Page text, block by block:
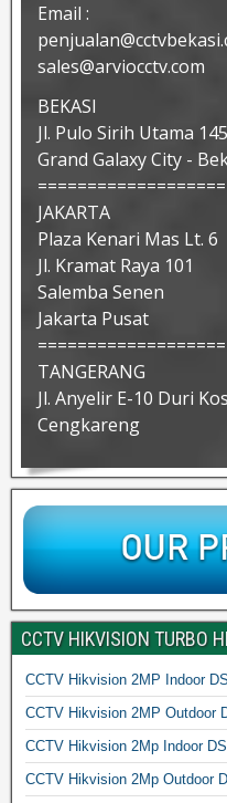
Email :
sales@arviocctv.com
BEKASI
Jl. Pulo Sirih Utama
Grand Galaxy City -
===================
JAKARTA
Plaza Kenari Mas Lt. 6
Jl. Kramat Raya 101
Salemba Senen
Jakarta Pusat
===================
TANGERANG
Jl. Anyelir E-10 Duri
Cengkareng
CCTV HIKVISION TURBO
CCTV Hikvision 2MP Indoor
CCTV Hikvision 2MP Outdoor
CCTV Hikvision 2Mp Indoor
CCTV Hikvision 2Mp Outdoor